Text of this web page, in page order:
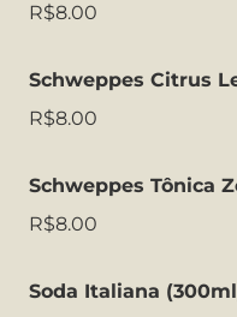
R$8.00
Schweppes Citrus
R$8.00
Schweppes Tônica
R$8.00
Soda Italiana